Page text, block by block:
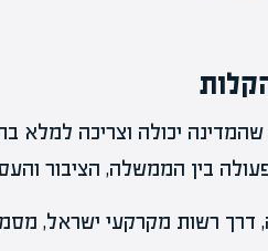
יכולה וצריכה למלא
בין הממשלה, הציבור
דרך רשות מקרקעי ישראל,